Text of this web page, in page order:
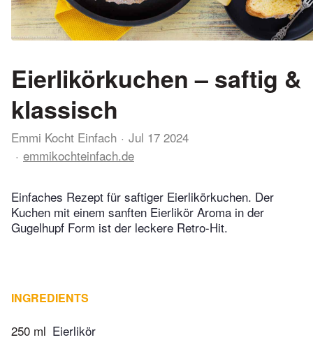
Eierlikörkuchen – saftig &
klassisch
Emmi Kocht Einfach
Jul 17 2024
emmikochteinfach.de
Einfaches Rezept für saftiger Eierlikörkuchen. Der
Kuchen mit einem sanften Eierlikör Aroma in der
Gugelhupf Form ist der leckere Retro-Hit.
INGREDIENTS
250 ml Eierlikör